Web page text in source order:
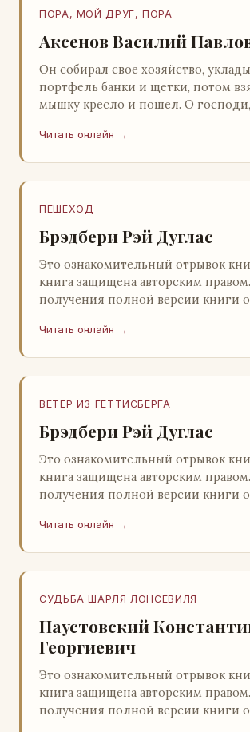
ПОРА, МОЙ ДРУГ, ПОРА
Аксенов Василий
Он собирал свое хозяйство,
портфель банки и щетки, потом
мышку кресло и пошел. О
заставлял…
Читать онлайн →
ПЕШЕХОД
Брэдбери Рэй Дуглас
Это ознакомительный отрывок
книга защищена авторским
получения полной версии книги
легального ко…
Читать онлайн →
ВЕТЕР ИЗ ГЕТТИСБЕРГА
Брэдбери Рэй Дуглас
Это ознакомительный отрывок
книга защищена авторским
получения полной версии книги
легального ко…
Читать онлайн →
СУДЬБА ШАРЛЯ ЛОНСЕВИЛЯ
Паустовский
Георгиевич
Это ознакомительный отрывок
книга защищена авторским
получения полной версии книги